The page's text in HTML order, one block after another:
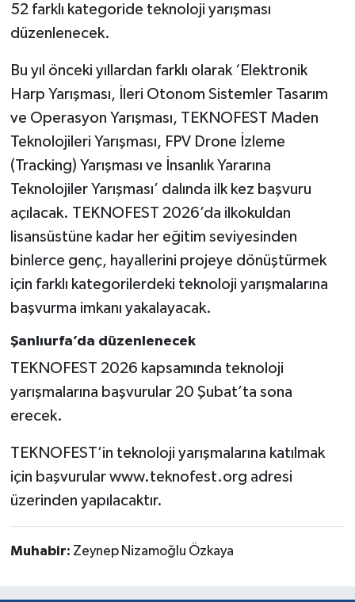
52 farklı kategoride teknoloji yarışması
düzenlenecek.
Bu yıl önceki yıllardan farklı olarak ‘Elektronik
Harp Yarışması, İleri Otonom Sistemler Tasarım
ve Operasyon Yarışması, TEKNOFEST Maden
Teknolojileri Yarışması, FPV Drone İzleme
(Tracking) Yarışması ve İnsanlık Yararına
Teknolojiler Yarışması’ dalında ilk kez başvuru
açılacak. TEKNOFEST 2026’da ilkokuldan
lisansüstüne kadar her eğitim seviyesinden
binlerce genç, hayallerini projeye dönüştürmek
için farklı kategorilerdeki teknoloji yarışmalarına
başvurma imkanı yakalayacak.
Şanlıurfa’da düzenlenecek
TEKNOFEST 2026 kapsamında teknoloji
yarışmalarına başvurular 20 Şubat’ta sona
erecek.
TEKNOFEST’in teknoloji yarışmalarına katılmak
için başvurular www.teknofest.org adresi
üzerinden yapılacaktır.
Muhabir: Zeynep Nizamoğlu Özkaya